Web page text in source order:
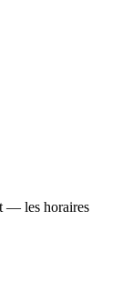
— les horaires